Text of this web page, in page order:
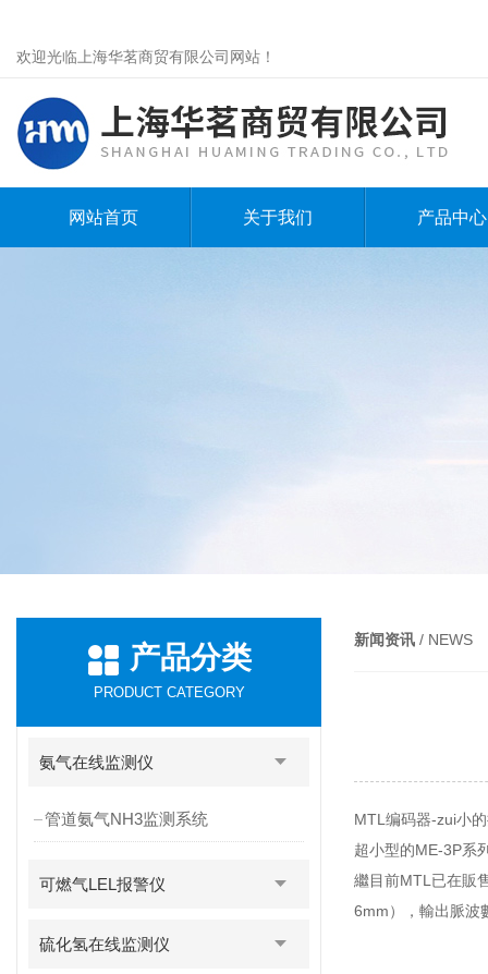
欢迎光临上海华茗商贸有限公司网站！
网站首页 关于我们 产品中心
产品分类
PRODUCT CATEGORY
氨气在线监测仪
管道氨气NH3监测系统
可燃气LEL报警仪
硫化氢在线监测仪
新闻资讯 / NEWS
MTL编码器-zui小
超小型的ME-3P系
繼目前MTL已在販
6mm），輸出脈波